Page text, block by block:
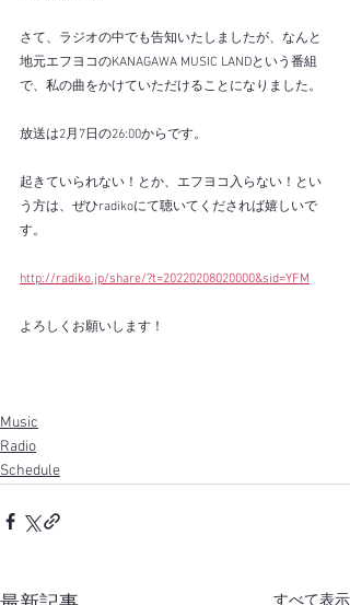
さて、ラジオの中でも告知いたしましたが、なんと
地元エフヨコのKANAGAWA MUSIC LANDという番組
で、私の曲をかけていただけることになりました。
放送は2月7日の26:00からです。
起きていられない！とか、エフヨコ入らない！とい
う方は、ぜひradikoにて聴いてくだされば嬉しいで
す。
http://radiko.jp/share/?t=20220208020000&sid=YFM
よろしくお願いします！
Music
Radio
Schedule